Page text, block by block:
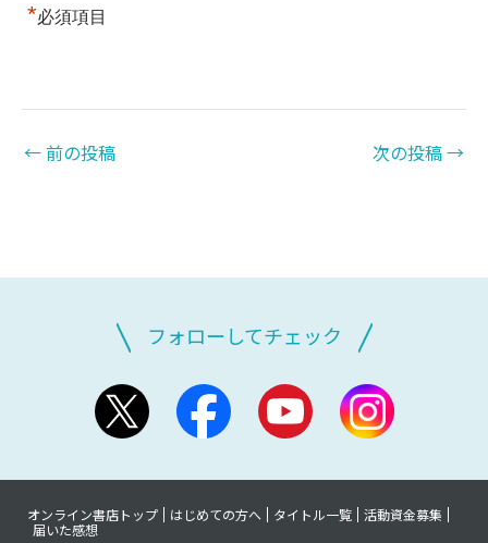
*必須項目
←前の投稿 次の投稿→
フォローしてチェック
オンライン書店トップ はじめての方へ タイトル一覧
活動資金募集
届いた感想